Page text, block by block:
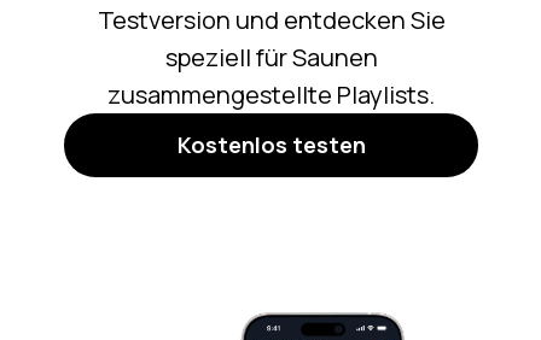
Testversion und entdecken Sie
speziell für Saunen
zusammengestellte Playlists.
Kostenlos testen